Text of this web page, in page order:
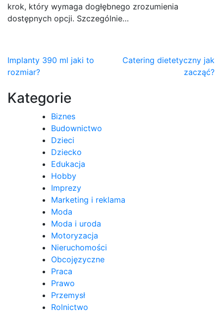
krok, który wymaga dogłębnego zrozumienia
dostępnych opcji. Szczególnie…
Nawigacja
wpisu
Implanty 390 ml jaki to
rozmiar?
Catering dietetyczny jak
zacząć?
Kategorie
Biznes
Budownictwo
Dzieci
Dziecko
Edukacja
Hobby
Imprezy
Marketing i reklama
Moda
Moda i uroda
Motoryzacja
Nieruchomości
Obcojęzyczne
Praca
Prawo
Przemysł
Rolnictwo